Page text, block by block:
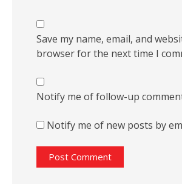
Save my name, email, and
browser for the next time I
Notify me of follow-up
Notify me of new posts by